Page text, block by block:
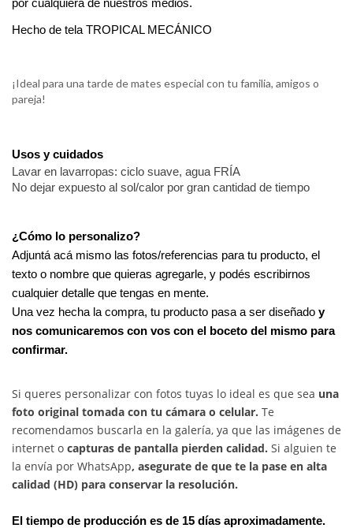
por cualquiera de nuestros medios.
Hecho de tela TROPICAL MECÁNICO
¡Ideal para una tarde de mates especial con tu familia, amigos o
pareja!
Usos y cuidados
Lavar en lavarropas: ciclo suave, agua FRÍA
No dejar expuesto al sol/calor por gran cantidad de tiempo
¿Cómo lo personalizo?
Adjuntá acá mismo las fotos/referencias para tu producto, el
texto o nombre que quieras agregarle, y podés escribirnos
cualquier detalle que tengas en mente.
Una vez hecha la compra, tu producto pasa a ser diseñado y
nos comunicaremos con vos con el boceto del mismo para
confirmar.
Si queres personalizar con fotos tuyas lo ideal es que sea una
foto original tomada con tu cámara o celular. Te
recomendamos buscarla en la galería, ya que las imágenes de
internet o capturas de pantalla pierden calidad. Si alguien te
la envía por WhatsApp, asegurate de que te la pase en alta
calidad (HD) para conservar la resolución.
El tiempo de producción es de 15 días aproximadamente.